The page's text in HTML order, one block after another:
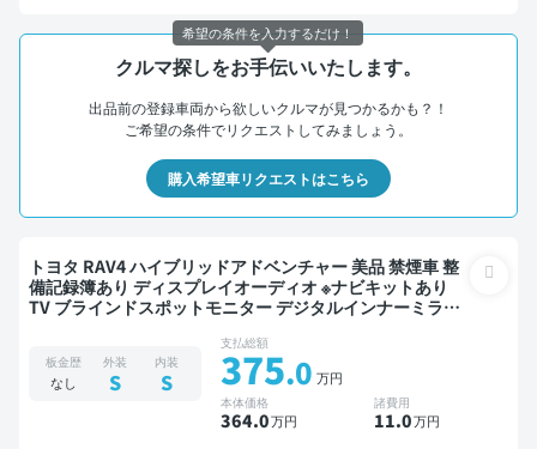
クルマ探しをお手伝いいたします。
出品前の登録車両から欲しいクルマが見つかるかも？！
ご希望の条件でリクエストしてみましょう。
購入希望車リクエストはこちら
トヨタ RAV4 ハイブリッドアドベンチャー 美品 禁煙車 整
備記録簿あり ディスプレイオーディオ ※ナビキットあり
TV ブラインドスポットモニター デジタルインナーミラー
モニター ドライブレコーダー 衝突軽減
板金歴
なし
外装
S
内装
S
支払総額
375.0 万円
本体価格
364.0万円
諸費用
11.0万円
希望の条件を入力するだけ！